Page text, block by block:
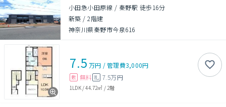
小田急小田原線 / 秦野駅 徒歩16分
新築 /2階建
神奈川県秦野市今泉616
7.5 万円 /管理費3,000円
敷 無料 礼 7.5万円
1LDK/44.72㎡ / 2階